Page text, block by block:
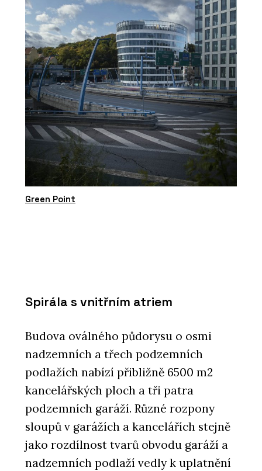
Green Point
Spirála s vnitřním atriem
Budova oválného půdorysu o osmi
nadzemních a třech podzemních
podlažích nabízí přibližně 6500 m2
kancelářských ploch a tři patra
podzemních garáží. Různé rozpony
sloupů v garážích a kancelářích stejně
jako rozdílnost tvarů obvodu garáží a
nadzemních podlaží vedly k uplatnění